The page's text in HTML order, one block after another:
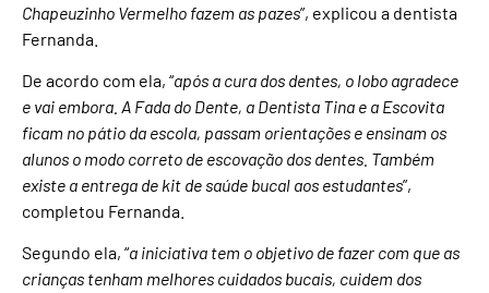
Chapeuzinho Vermelho fazem as pazes”, explicou a dentista
Fernanda.
De acordo com ela, “após a cura dos dentes, o lobo agradece
e vai embora. A Fada do Dente, a Dentista Tina e a Escovita
ficam no pátio da escola, passam orientações e ensinam os
alunos o modo correto de escovação dos dentes. Também
existe a entrega de kit de saúde bucal aos estudantes”,
completou Fernanda.
Segundo ela, “a iniciativa tem o objetivo de fazer com que as
crianças tenham melhores cuidados bucais, cuidem dos